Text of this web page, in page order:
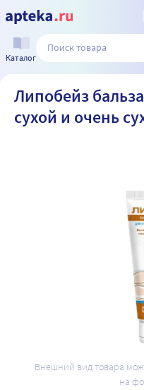
Каталог
Липобейз
сухой и очень
Внешний вид товара
на